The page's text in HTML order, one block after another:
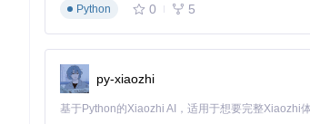
Python
0 5
py-xiaozhi